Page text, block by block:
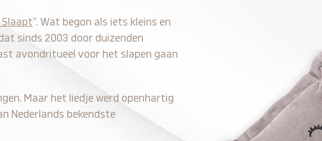
Slaapt”. Wat begon als iets kleins en
sinds 2003 door duizenden
avondritueel voor het slapen gaan
Maar het liedje werd openhartig
Nederlands bekendste